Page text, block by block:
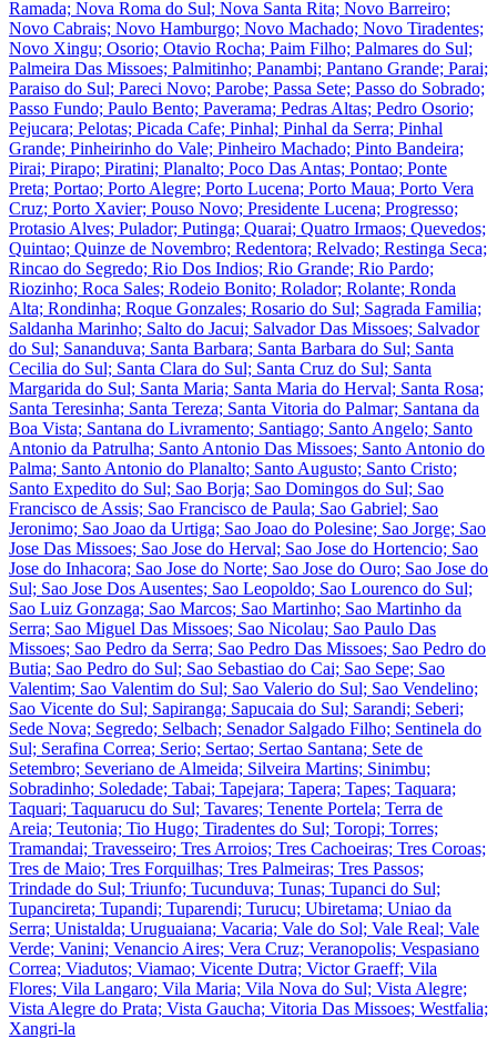
Ramada; Nova Roma do Sul; Nova Santa Rita; Novo Barreiro;
Novo Cabrais; Novo Hamburgo; Novo Machado; Novo Tiradentes;
Novo Xingu; Osorio; Otavio Rocha; Paim Filho; Palmares do Sul;
Palmeira Das Missoes; Palmitinho; Panambi; Pantano Grande; Parai;
Paraiso do Sul; Pareci Novo; Parobe; Passa Sete; Passo do Sobrado;
Passo Fundo; Paulo Bento; Paverama; Pedras Altas; Pedro Osorio;
Pejucara; Pelotas; Picada Cafe; Pinhal; Pinhal da Serra; Pinhal
Grande; Pinheirinho do Vale; Pinheiro Machado; Pinto Bandeira;
Pirai; Pirapo; Piratini; Planalto; Poco Das Antas; Pontao; Ponte
Preta; Portao; Porto Alegre; Porto Lucena; Porto Maua; Porto Vera
Cruz; Porto Xavier; Pouso Novo; Presidente Lucena; Progresso;
Protasio Alves; Pulador; Putinga; Quarai; Quatro Irmaos; Quevedos;
Quintao; Quinze de Novembro; Redentora; Relvado; Restinga Seca;
Rincao do Segredo; Rio Dos Indios; Rio Grande; Rio Pardo;
Riozinho; Roca Sales; Rodeio Bonito; Rolador; Rolante; Ronda
Alta; Rondinha; Roque Gonzales; Rosario do Sul; Sagrada Familia;
Saldanha Marinho; Salto do Jacui; Salvador Das Missoes; Salvador
do Sul; Sananduva; Santa Barbara; Santa Barbara do Sul; Santa
Cecilia do Sul; Santa Clara do Sul; Santa Cruz do Sul; Santa
Margarida do Sul; Santa Maria; Santa Maria do Herval; Santa Rosa;
Santa Teresinha; Santa Tereza; Santa Vitoria do Palmar; Santana da
Boa Vista; Santana do Livramento; Santiago; Santo Angelo; Santo
Antonio da Patrulha; Santo Antonio Das Missoes; Santo Antonio do
Palma; Santo Antonio do Planalto; Santo Augusto; Santo Cristo;
Santo Expedito do Sul; Sao Borja; Sao Domingos do Sul; Sao
Francisco de Assis; Sao Francisco de Paula; Sao Gabriel; Sao
Jeronimo; Sao Joao da Urtiga; Sao Joao do Polesine; Sao Jorge; Sao
Jose Das Missoes; Sao Jose do Herval; Sao Jose do Hortencio; Sao
Jose do Inhacora; Sao Jose do Norte; Sao Jose do Ouro; Sao Jose do
Sul; Sao Jose Dos Ausentes; Sao Leopoldo; Sao Lourenco do Sul;
Sao Luiz Gonzaga; Sao Marcos; Sao Martinho; Sao Martinho da
Serra; Sao Miguel Das Missoes; Sao Nicolau; Sao Paulo Das
Missoes; Sao Pedro da Serra; Sao Pedro Das Missoes; Sao Pedro do
Butia; Sao Pedro do Sul; Sao Sebastiao do Cai; Sao Sepe; Sao
Valentim; Sao Valentim do Sul; Sao Valerio do Sul; Sao Vendelino;
Sao Vicente do Sul; Sapiranga; Sapucaia do Sul; Sarandi; Seberi;
Sede Nova; Segredo; Selbach; Senador Salgado Filho; Sentinela do
Sul; Serafina Correa; Serio; Sertao; Sertao Santana; Sete de
Setembro; Severiano de Almeida; Silveira Martins; Sinimbu;
Sobradinho; Soledade; Tabai; Tapejara; Tapera; Tapes; Taquara;
Taquari; Taquarucu do Sul; Tavares; Tenente Portela; Terra de
Areia; Teutonia; Tio Hugo; Tiradentes do Sul; Toropi; Torres;
Tramandai; Travesseiro; Tres Arroios; Tres Cachoeiras; Tres Coroas;
Tres de Maio; Tres Forquilhas; Tres Palmeiras; Tres Passos;
Trindade do Sul; Triunfo; Tucunduva; Tunas; Tupanci do Sul;
Tupancireta; Tupandi; Tuparendi; Turucu; Ubiretama; Uniao da
Serra; Unistalda; Uruguaiana; Vacaria; Vale do Sol; Vale Real; Vale
Verde; Vanini; Venancio Aires; Vera Cruz; Veranopolis; Vespasiano
Correa; Viadutos; Viamao; Vicente Dutra; Victor Graeff; Vila
Flores; Vila Langaro; Vila Maria; Vila Nova do Sul; Vista Alegre;
Vista Alegre do Prata; Vista Gaucha; Vitoria Das Missoes; Westfalia;
Xangri-la